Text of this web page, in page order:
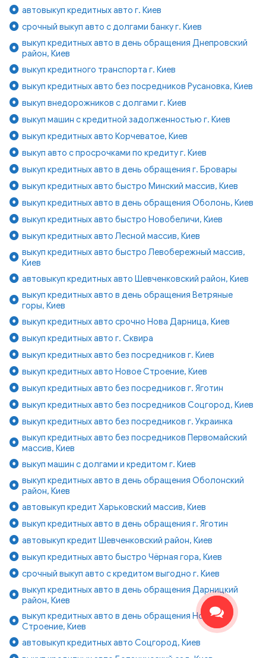
автовыкуп кредитных авто г. Киев
срочный выкуп авто с долгами банку г. Киев
выкуп кредитных авто в день обращения Днепровский
район, Киев
выкуп кредитного транспорта г. Киев
выкуп кредитных авто без посредников Русановка, Киев
выкуп внедорожников с долгами г. Киев
выкуп машин с кредитной задолженностью г. Киев
выкуп кредитных авто Корчеватое, Киев
выкуп авто с просрочками по кредиту г. Киев
выкуп кредитных авто в день обращения г. Бровары
выкуп кредитных авто быстро Минский массив, Киев
выкуп кредитных авто в день обращения Оболонь, Киев
выкуп кредитных авто быстро Новобеличи, Киев
выкуп кредитных авто Лесной массив, Киев
выкуп кредитных авто быстро Левобережный массив,
Киев
автовыкуп кредитных авто Шевченковский район, Киев
выкуп кредитных авто в день обращения Ветряные
горы, Киев
выкуп кредитных авто срочно Нова Дарница, Киев
выкуп кредитных авто г. Сквира
выкуп кредитных авто без посредников г. Киев
выкуп кредитных авто Новое Строение, Киев
выкуп кредитных авто без посредников г. Яготин
выкуп кредитных авто без посредников Соцгород, Киев
выкуп кредитных авто без посредников г. Украинка
выкуп кредитных авто без посредников Первомайский
массив, Киев
выкуп машин с долгами и кредитом г. Киев
выкуп кредитных авто в день обращения Оболонский
район, Киев
автовыкуп кредит Харьковский массив, Киев
выкуп кредитных авто в день обращения г. Яготин
автовыкуп кредит Шевченковский район, Киев
выкуп кредитных авто быстро Чёрная гора, Киев
срочный выкуп авто с кредитом выгодно г. Киев
выкуп кредитных авто в день обращения Дарницкий
район, Киев
выкуп кредитных авто в день обращения Новое
Строение, Киев
автовыкуп кредитных авто Соцгород, Киев